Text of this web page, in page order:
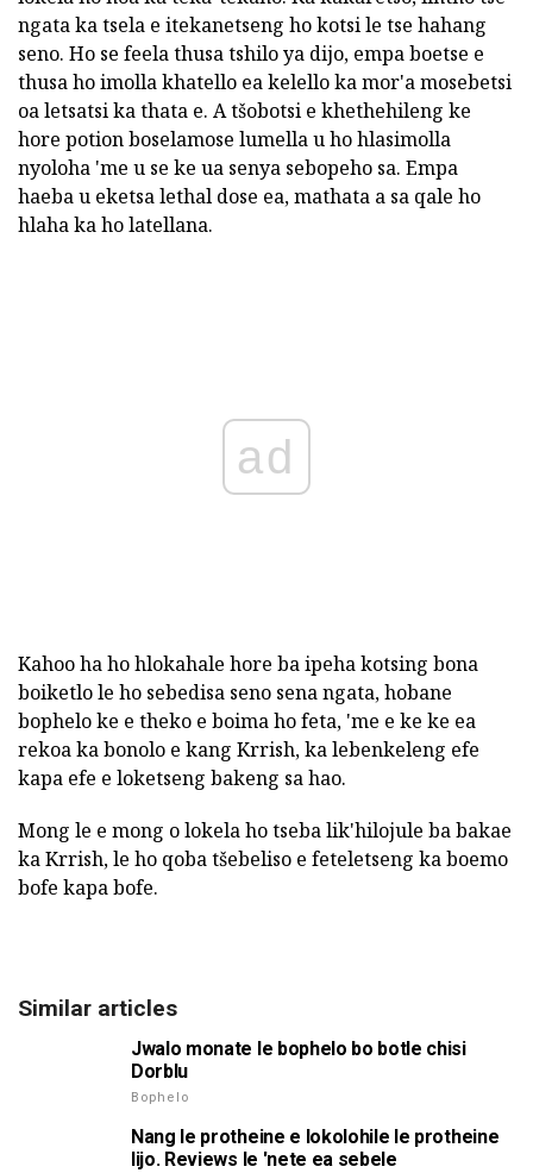
ngata ka tsela e itekanetseng ho kotsi le tse hahang
seno. Ho se feela thusa tshilo ya dijo, empa boetse e
thusa ho imolla khatello ea kelello ka mor'a mosebetsi
oa letsatsi ka thata e. A tšobotsi e khethehileng ke
hore potion boselamose lumella u ho hlasimolla
nyoloha 'me u se ke ua senya sebopeho sa. Empa
haeba u eketsa lethal dose ea, mathata a sa qale ho
hlaha ka ho latellana.
ad
Kahoo ha ho hlokahale hore ba ipeha kotsing bona
boiketlo le ho sebedisa seno sena ngata, hobane
bophelo ke e theko e boima ho feta, 'me e ke ke ea
rekoa ka bonolo e kang Krrish, ka lebenkeleng efe
kapa efe e loketseng bakeng sa hao.
Mong le e mong o lokela ho tseba lik'hilojule ba bakae
ka Krrish, le ho qoba tšebeliso e feteletseng ka boemo
bofe kapa bofe.
Similar articles
Jwalo monate le bophelo bo botle chisi
Dorblu
Bophelo
Nang le protheine e lokolohile le protheine
lijo. Reviews le 'nete ea sebele